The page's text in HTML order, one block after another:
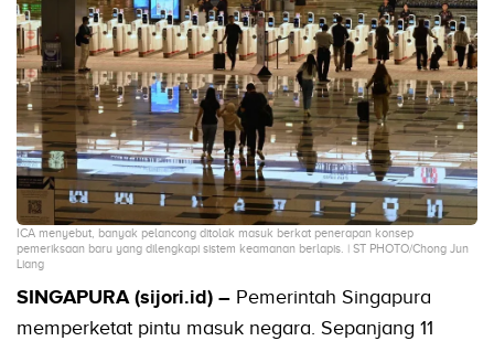
ICA menyebut, banyak pelancong ditolak masuk berkat penerapan konsep
pemeriksaan baru yang dilengkapi sistem keamanan berlapis. | ST PHOTO/Chong Jun
Liang
SINGAPURA (sijori.id) – Pemerintah Singapura
memperketat pintu masuk negara. Sepanjang 11